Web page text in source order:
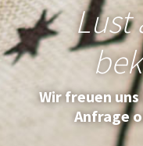
Lust
Wir freuen
Anfrage